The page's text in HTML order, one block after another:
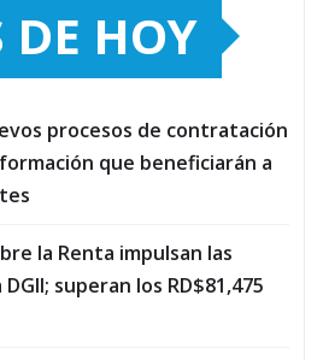
DE HOY
procesos de contratación
que beneficiarán a
la Renta impulsan las
superan los RD$81,475